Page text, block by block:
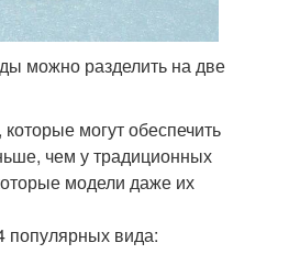
можно разделить на две
могут обеспечить
чем у традиционных
модели даже их
популярных вида: